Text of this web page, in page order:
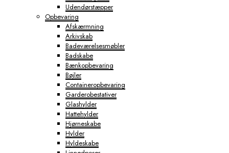
Udendørstæpper
Opbevaring
Afskærmning
Arkivskab
Badeværelsesmøbler
Badskabe
Bænkopbevaring
Bøjler
Containeropbevaring
Garderobestativer
Glashylder
Hattehylder
Hjørneskabe
Hylder
Hyldeskabe